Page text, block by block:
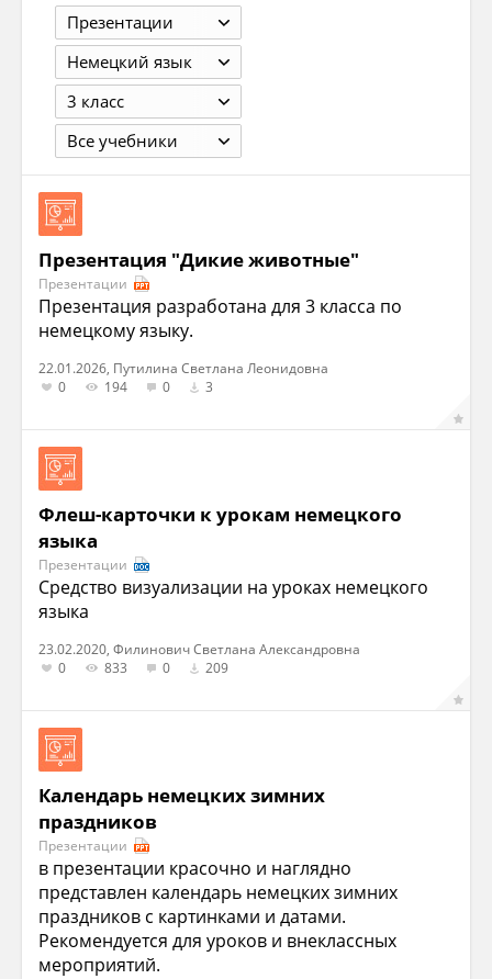
Презентации
Немецкий язык
3 класс
Все учебники
Презентация "Дикие животные"
Презентации
Презентация разработана для 3 класса по
немецкому языку.
22.01.2026, Путилина Светлана Леонидовна
0
194 0 3
Флеш-карточки к урокам немецкого
языка
Презентации
Средство визуализации на уроках немецкого
языка
23.02.2020, Филинович Светлана Александровна
0
833 0 209
Календарь немецких зимних
праздников
Презентации
в презентации красочно и наглядно
представлен календарь немецких зимних
праздников с картинками и датами.
Рекомендуется для уроков и внеклассных
мероприятий.